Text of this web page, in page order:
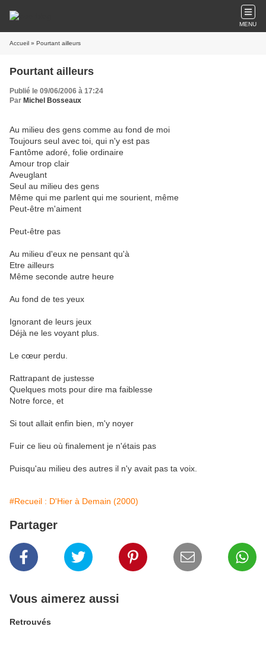
MENU
Accueil » Pourtant ailleurs
Pourtant ailleurs
Publié le 09/06/2006 à 17:24
Par Michel Bosseaux
Au milieu des gens comme au fond de moi
Toujours seul avec toi, qui n'y est pas
Fantôme adoré, folie ordinaire
Amour trop clair
Aveuglant
Seul au milieu des gens
Même qui me parlent qui me sourient, même
Peut-être m'aiment
Peut-être pas
Au milieu d'eux ne pensant qu'à
Etre ailleurs
Même seconde autre heure
Au fond de tes yeux
Ignorant de leurs jeux
Déjà ne les voyant plus.
Le cœur perdu.
Rattrapant de justesse
Quelques mots pour dire ma faiblesse
Notre force, et
Si tout allait enfin bien, m'y noyer
Fuir ce lieu où finalement je n'étais pas
Puisqu'au milieu des autres il n'y avait pas ta voix.
#Recueil : D'Hier à Demain (2000)
Partager
Vous aimerez aussi
Retrouvés